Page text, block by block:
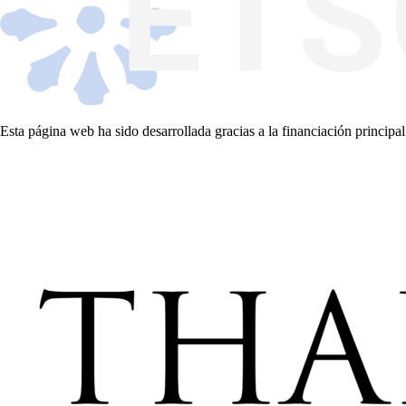
Esta página web ha sido desarrollada gracias a la financiación